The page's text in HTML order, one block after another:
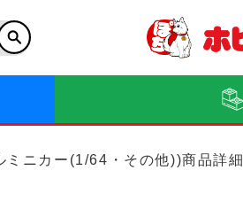
ミニカー(1/64・その他))商品詳細